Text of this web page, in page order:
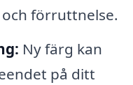
förruttnelse.
Ny färg kan
på ditt